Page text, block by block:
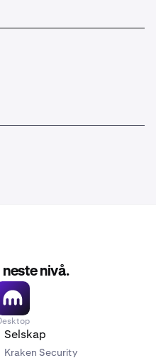
nivå.
Selskap
Kraken Security